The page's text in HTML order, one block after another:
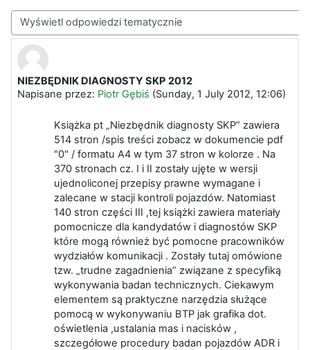
Sposób wyświetlania
NIEZBĘDNIK DIAGNOSTY SKP 2012
Napisane przez: Piotr Gębiś (Sunday, 1 July 2012, 12:06)
Liczba odpowiedzi: 0
Książka pt „Niezbędnik diagnosty SKP” zawiera
514 stron /spis treści zobacz w dokumencie pdf
"0" / formatu A4 w tym 37 stron w kolorze . Na
370 stronach cz. I i II zostały ujęte w wersji
ujednoliconej przepisy prawne wymagane i
zalecane w stacji kontroli pojazdów. Natomiast
140 stron części III ,tej książki zawiera materiały
pomocnicze dla kandydatów i diagnostów SKP
które mogą również być pomocne pracowników
wydziałów komunikacji . Zostały tutaj omówione
tzw. „trudne zagadnienia” związane z specyfiką
wykonywania badan technicznych. Ciekawym
elementem są praktyczne narzędzia służące
pomocą w wykonywaniu BTP jak grafika dot.
oświetlenia ,ustalania mas i nacisków ,
szczegółowe procedury badan pojazdów ADR i